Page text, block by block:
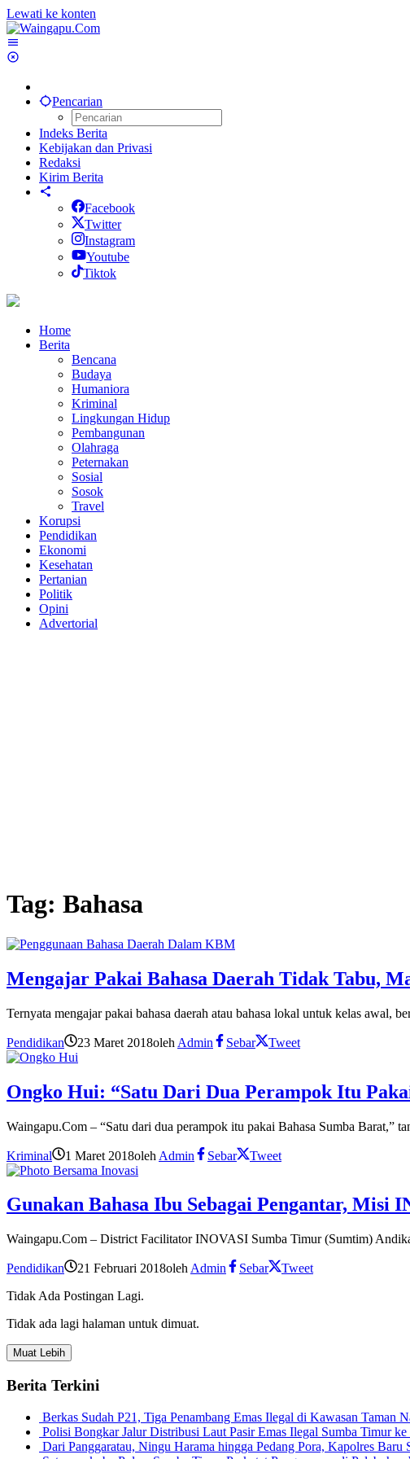
Lewati ke konten
Pencarian
Indeks Berita
Kebijakan dan Privasi
Redaksi
Kirim Berita
Facebook
Twitter
Instagram
Youtube
Tiktok
Home
Berita
Bencana
Budaya
Humaniora
Kriminal
Lingkungan Hidup
Pembangunan
Olahraga
Peternakan
Sosial
Sosok
Travel
Korupsi
Pendidikan
Ekonomi
Kesehatan
Pertanian
Politik
Opini
Advertorial
Tag: Bahasa
Mengajar Pakai Bahasa Daerah Tidak Tabu,
Ternyata mengajar pakai bahasa daerah atau bahasa lokal untuk kelas awal,
Pendidikan 23 Maret 2018oleh Admin Sebar Tweet
Ongko Hui: “Satu Dari Dua Perampok Itu
Waingapu.Com – “Satu dari dua perampok itu pakai Bahasa Sumba Barat,”
Kriminal 1 Maret 2018oleh Admin Sebar Tweet
Gunakan Bahasa Ibu Sebagai Pengantar, Misi
Waingapu.Com – District Facilitator INOVASI Sumba Timur (Sumtim)
Pendidikan 21 Februari 2018oleh Admin Sebar
Tweet
Tidak Ada Postingan Lagi.
Tidak ada lagi halaman untuk dimuat.
Muat Lebih
Berita Terkini
Berkas Sudah P21, Tiga Penambang Emas Ilegal di Kawasan Taman
Polisi Bongkar Jalur Distribusi Laut Pasir Emas Ilegal Sumba Timur
Dari Panggaratau, Ningu Harama hingga Pedang Pora, Kapolres